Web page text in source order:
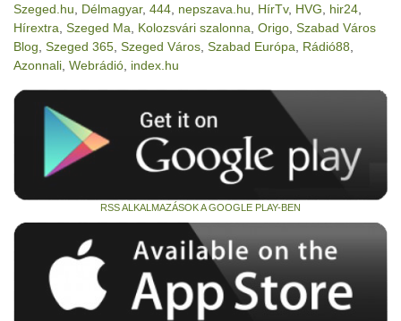
Szeged.hu Délmagyar, 444 nepszava.hu HírTv, HVG hir24
Hírextra Szeged Ma Kolozsvári szalonna Origo Szabad Város
Blog Szeged 365 Szeged Város Szabad Európa Rádió88
Azonnali Webrádió index.hu
RSS ALKALMAZÁSOK A GOOGLE PLAY-BEN